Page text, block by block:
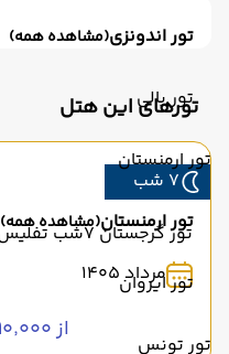
تور اندونزی(مشاهده همه)
تور بالی
تور ارمنستان
تور ارمنستان(مشاهده همه)
تور ایروان
تور تونس
تورهای این هتل
7 شب
تور گرجستان 7شب تفلیس تابستان 1405
مرداد 1405
از ۴۰٬۴۹۰٬۰۰۰ تومان